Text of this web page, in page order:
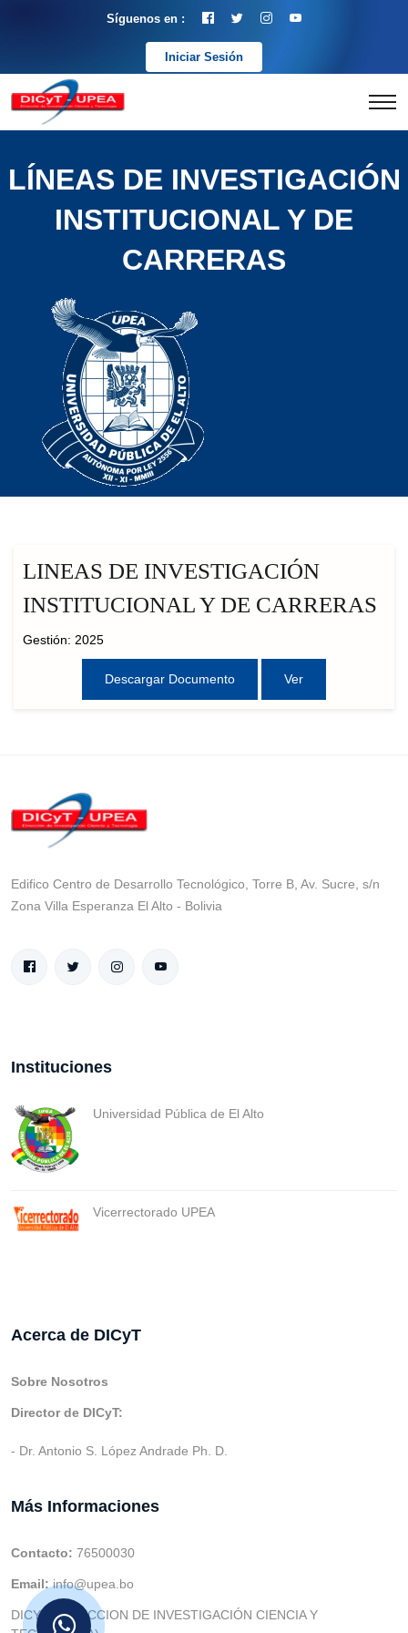
Síguenos en :
Iniciar Sesión
LÍNEAS DE INVESTIGACIÓN
INSTITUCIONAL Y DE
CARRERAS
LINEAS DE INVESTIGACIÓN
INSTITUCIONAL Y DE CARRERAS
Gestión: 2025
Descargar Documento Ver
Edifico Centro de Desarrollo Tecnológico, Torre B, Av. Sucre, s/n
Zona Villa Esperanza El Alto - Bolivia
Instituciones
Universidad Pública de El Alto
Vicerrectorado UPEA
Acerca de DICyT
Sobre Nosotros
Director de DICyT:
- Dr. Antonio S. López Andrade Ph. D.
Más Informaciones
Contacto: 76500030
Email:info@upea.bo
DICYT (DIRECCION DE INVESTIGACIÓN CIENCIA Y